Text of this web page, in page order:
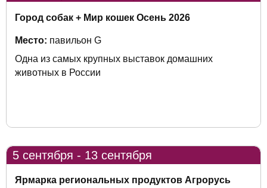
Город собак + Мир кошек Осень 2026
Место: павильон G
Одна из самых крупных выставок домашних
животных в России
5 сентября - 13 сентября
Ярмарка региональных продуктов Агрорусь